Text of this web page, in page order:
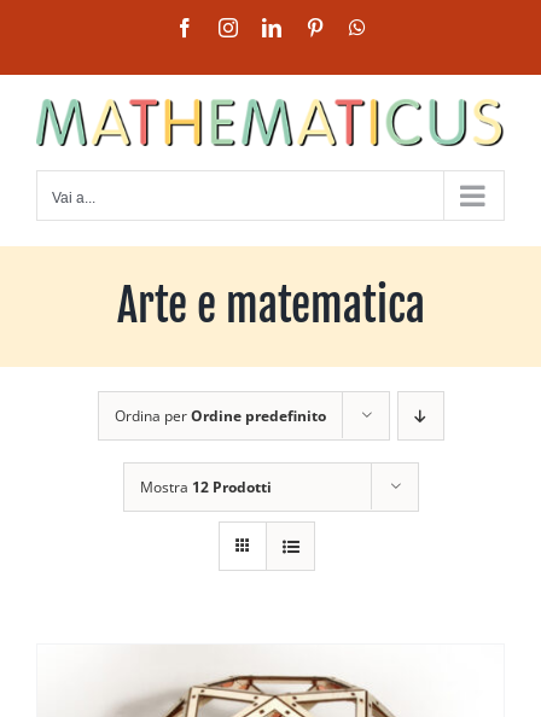
contenuto
FacebookInstagramLinkedInPinterest
Vai a...
Arte e matematica
Ordina perOrdine predefinito
Mostra 12 Prodotti